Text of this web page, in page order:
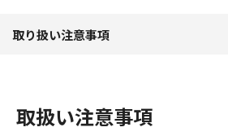
エア
取り扱い注意事項
取扱い注意事項